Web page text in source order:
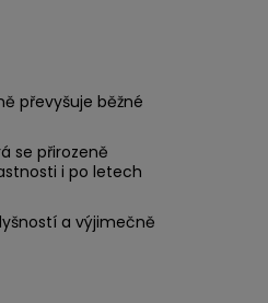
převyšuje běžné
se přirozeně
i po letech
a výjimečně